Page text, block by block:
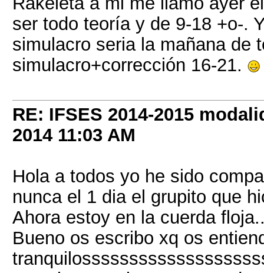
ser todo teoría y de 9-18 +o-.
simulacro seria la mañana de
simulacro+corrección 16-21.
RE: IFSES 2014-2015
2014 11:03 AM
Hola a todos yo he sido
nunca el 1 dia el grupito que
Ahora estoy en la cuerda
Bueno os escribo xq os